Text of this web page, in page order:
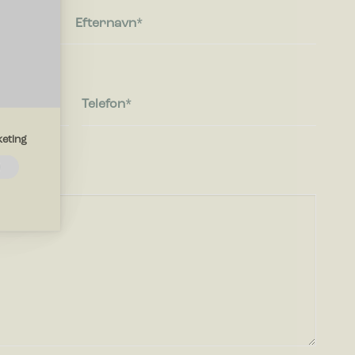
Efternavn
Telefon